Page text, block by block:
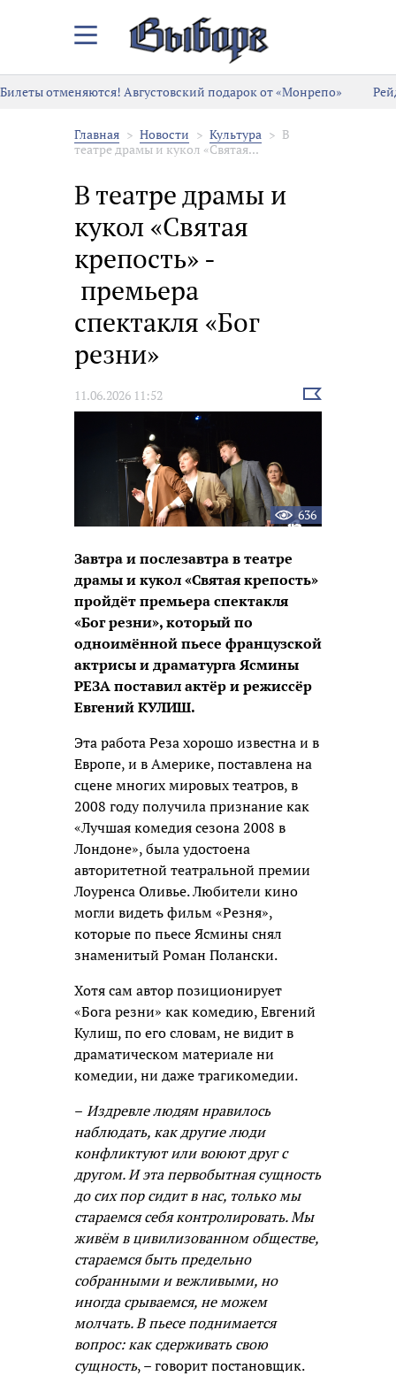
Закрыть/
меню
Билеты отменяются! Августовский подарок от «Монрепо»
Главная Новости Культура
В
театре драмы и кукол «Святая...
В театре драмы и
кукол «Святая
крепость» -
премьера
спектакля «Бог
резни»
11.06.2026 11:52
Выбрать
новость
636
Завтра и послезавтра в театре
драмы и кукол «Святая крепость»
пройдёт премьера спектакля
«Бог резни», который по
одноимённой пьесе французской
актрисы и драматурга Ясмины
РЕЗА поставил актёр и режиссёр
Евгений КУЛИШ.
Эта работа Реза хорошо известна и в
Европе, и в Америке, поставлена на
сцене многих мировых театров, в
2008 году получила признание как
«Лучшая комедия сезона 2008 в
Лондоне», была удостоена
авторитетной театральной премии
Лоуренса Оливье. Любители кино
могли видеть фильм «Резня»,
которые по пьесе Ясмины снял
знаменитый Роман Полански.
Хотя сам автор позиционирует
«Бога резни» как комедию, Евгений
Кулиш, по его словам, не видит в
драматическом материале ни
комедии, ни даже трагикомедии.
– Издревле людям нравилось
наблюдать, как другие люди
конфликтуют или воюют друг с
другом. И эта первобытная сущность
до сих пор сидит в нас, только мы
стараемся себя контролировать. Мы
живём в цивилизованном обществе,
стараемся быть предельно
собранными и вежливыми, но
иногда срываемся, не можем
молчать. В пьесе поднимается
вопрос: как сдерживать свою
сущность, – говорит постановщик.